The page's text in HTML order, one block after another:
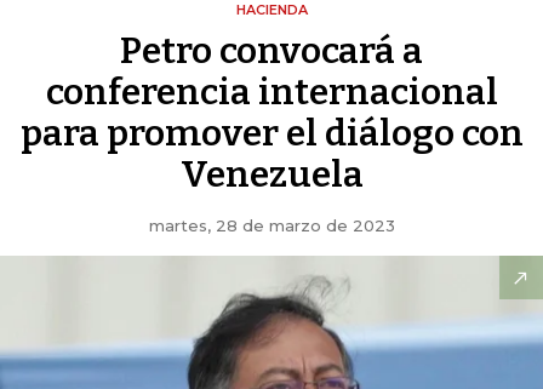
HACIENDA
Petro convocará a
conferencia internacional
para promover el diálogo con
Venezuela
martes, 28 de marzo de 2023